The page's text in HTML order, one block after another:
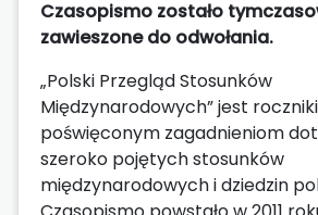
Czasopismo zostało
zawieszone do odwołania.
„Polski Przegląd Stosunków
Międzynarodowych” jest
poświęconym zagadnieniom
szeroko pojętych stosunków
międzynarodowych i dziedzin